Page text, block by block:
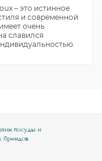
– это истинное
и современной
очень
славился
посуды и
брендов.